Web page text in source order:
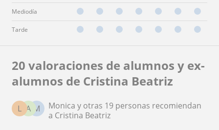
Mediodía
Tarde
20 valoraciones de alumnos y ex-
alumnos de Cristina Beatriz
M
A
L
Monica y otras 19 personas recomiendan
a Cristina Beatriz